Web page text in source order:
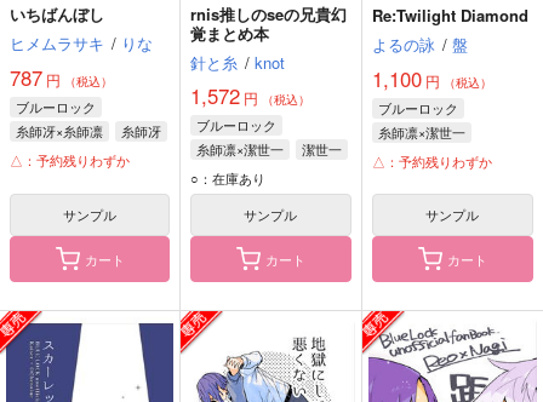
いちばんぼし
ヒメムラサキ / りな
787 円 （税込）
ブルーロック
糸師冴×糸師凛
糸師冴
糸師凛
△：予約残りわずか
サンプル
カート
rnis推しのseの兄貴幻
覚まとめ本
針と糸 / knot
1,572 円 （税込）
ブルーロック
糸師凛×潔世一
潔世一
糸師凛
○：在庫あり
サンプル
カート
Re:Twilight Diamond
よるの詠 / 盤
1,100円 （税込）
ブルーロック
糸師凛×潔世一
△：予約残りわずか
サンプル
カート